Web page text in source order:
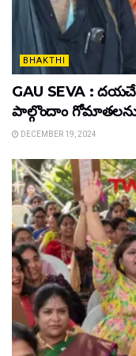
BHAKTHI
GAU SEVA :
పాల్గొందాం గోమాతలను
DECEMBER 19, 2024